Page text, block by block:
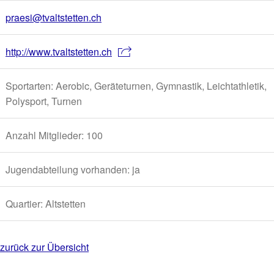
praesi@tvaltstetten.ch
http://www.tvaltstetten.ch
Sportarten: Aerobic, Geräteturnen, Gymnastik, Leichtathletik,
Polysport, Turnen
Anzahl Mitglieder: 100
Jugendabteilung vorhanden: ja
Quartier: Altstetten
zurück zur Übersicht